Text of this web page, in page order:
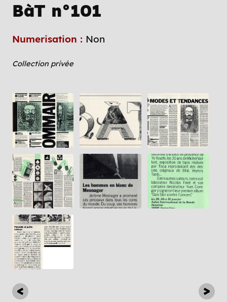
BàT n°101
Numerisation : Non
Collection privée